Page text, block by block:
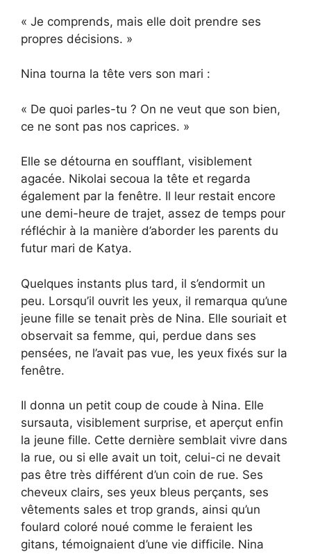
« Je comprends, mais elle doit prendre ses
propres décisions. »
Nina tourna la tête vers son mari :
« De quoi parles-tu ? On ne veut que son bien,
ce ne sont pas nos caprices. »
Elle se détourna en soufflant, visiblement
agacée. Nikolai secoua la tête et regarda
également par la fenêtre. Il leur restait encore
une demi-heure de trajet, assez de temps pour
réfléchir à la manière d’aborder les parents du
futur mari de Katya.
Quelques instants plus tard, il s’endormit un
peu. Lorsqu’il ouvrit les yeux, il remarqua qu’une
jeune fille se tenait près de Nina. Elle souriait et
observait sa femme, qui, perdue dans ses
pensées, ne l’avait pas vue, les yeux fixés sur la
fenêtre.
Il donna un petit coup de coude à Nina. Elle
sursauta, visiblement surprise, et aperçut enfin
la jeune fille. Cette dernière semblait vivre dans
la rue, ou si elle avait un toit, celui-ci ne devait
pas être très différent d’un coin de rue. Ses
cheveux clairs, ses yeux bleus perçants, ses
vêtements sales et trop grands, ainsi qu’un
foulard coloré noué comme le feraient les
gitans, témoignaient d’une vie difficile. Nina